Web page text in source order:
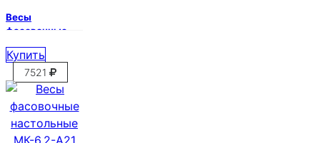
Весы
фасовочные
МК-3.2-А21
Купить
7521